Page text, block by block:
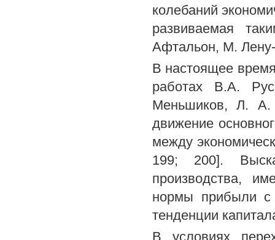
колебаний
развиваемая
Афтальон, М.
В настоящее
работах В.А.
Меньшиков, Л. А.
движение
между
199; 200].
производства,
нормы прибыли с
тенденции
В условиях